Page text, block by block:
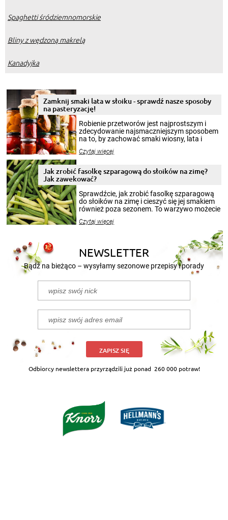
Spaghetti śródziemnomorskie
Bliny z wędzoną makrelą
Kanadyjka
Zamknij smaki lata w słoiku - sprawdź nasze sposoby
na pasteryzację!
Robienie przetworów jest najprostszym i
zdecydowanie najsmaczniejszym sposobem
na to, by zachować smaki wiosny, lata i
krajobrazów, by cieszyć nimi oko w sezonie
pełni poczuć atmosferę cieplejszych
miesięcy. Przygotowanie słoików ze
patenty, które pozwolą zachować świeżość
przetworów.
Czytaj więcej
Jak zrobić fasolkę szparagową do słoików na zimę?
Jak zawekować?
Sprawdźcie, jak zrobić fasolkę szparagową
do słoików na zimę i cieszyć się jej smakiem
również poza sezonem. To warzywo możecie
nasze propozycje!
Czytaj więcej
NEWSLETTER
Bądź na bieżąco – wysyłamy sezonowe przepisy i porady
ZAPISZ SIĘ
Odbiorcy newslettera przyrządzili już ponad 260 000 potraw!